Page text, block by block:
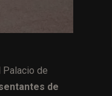
Palacio de
de